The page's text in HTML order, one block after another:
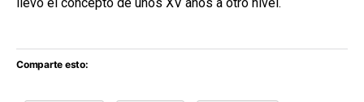
Comparte esto: